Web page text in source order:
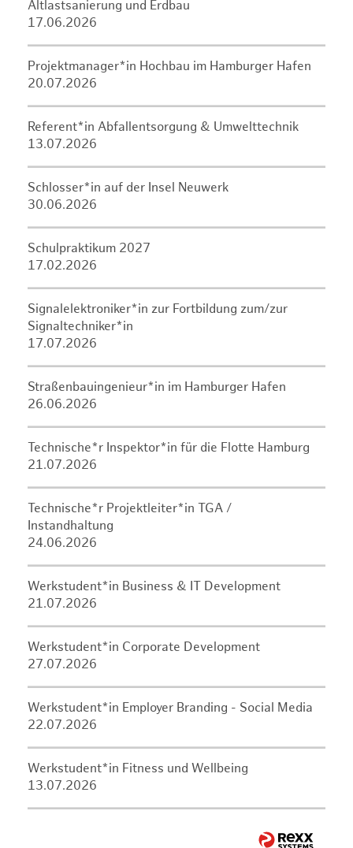
Altlastsanierung und Erdbau
17.06.2026
Projektmanager*in Hochbau im Hamburger Hafen
20.07.2026
Referent*in Abfallentsorgung & Umwelttechnik
13.07.2026
Schlosser*in auf der Insel Neuwerk
30.06.2026
Schulpraktikum 2027
17.02.2026
Signalelektroniker*in zur Fortbildung zum/zur
Signaltechniker*in
17.07.2026
Straßenbauingenieur*in im Hamburger Hafen
26.06.2026
Technische*r Inspektor*in für die Flotte Hamburg
21.07.2026
Technische*r Projektleiter*in TGA /
Instandhaltung
24.06.2026
Werkstudent*in Business & IT Development
21.07.2026
Werkstudent*in Corporate Development
27.07.2026
Werkstudent*in Employer Branding - Social Media
22.07.2026
Werkstudent*in Fitness und Wellbeing
13.07.2026